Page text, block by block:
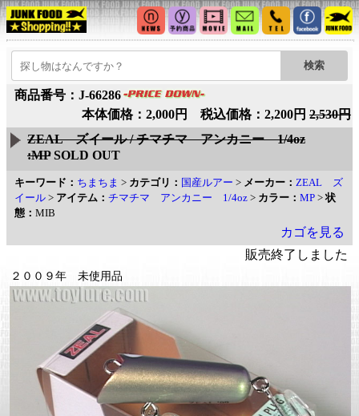
商品番号：J-66286
本体価格：2,000円 税込価格：2,200円 2,530円
ZEAL ズイール / チマチマ アンカニー 1/4oz
:MPSOLD OUT
キーワード： ちまちま > カテゴリ： 国産ルアー > メーカー： ZEAL ズ
イール > アイテム： チマチマ アンカニー 1/4oz > カラー： MP >状
態： MIB
カゴを見る
販売終了しました
２００９年 未使用品